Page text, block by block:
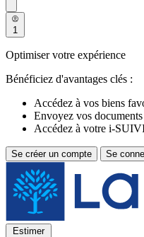
1
Optimiser votre expérience
Bénéficiez d'avantages clés :
Accédez à vos biens
Envoyez vos
Accédez à votre i-
Se créer un compte Se
Estimer